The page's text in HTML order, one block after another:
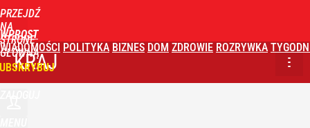
PRZEJDŹ
NA
STRONĘ
GŁÓWNĄ
WPROST
WIADOMOŚCI POLITYKA BIZNES DOM ZDROWIE ROZRYWKA
KRAJ